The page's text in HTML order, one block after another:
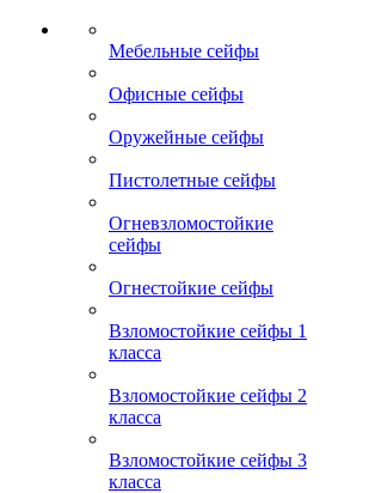
Мебельные сейфы
Офисные сейфы
Оружейные сейфы
Пистолетные сейфы
Огневзломостойкие
сейфы
Огнестойкие сейфы
Взломостойкие сейфы 1
класса
Взломостойкие сейфы 2
класса
Взломостойкие сейфы 3
класса